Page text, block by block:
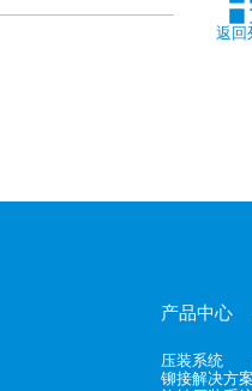
返回
产品中心
压装系统
铆接解决方